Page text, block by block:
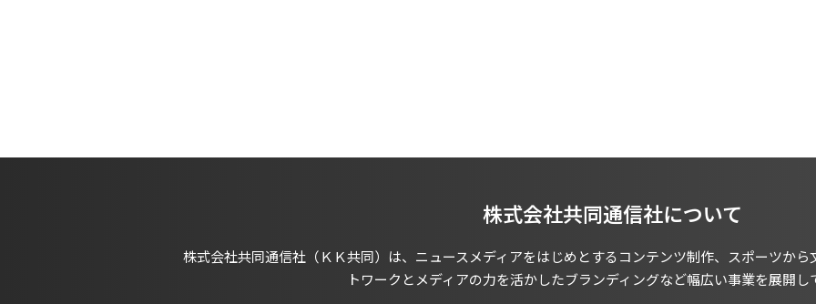
株式会社共同通信社について
株式会社共同通信社（ＫＫ共同）は、ニュースメディアをはじめとするコンテンツ制作、スポーツか
トワークとメディアの力を活かしたブランディングなど幅広い事業を展開し